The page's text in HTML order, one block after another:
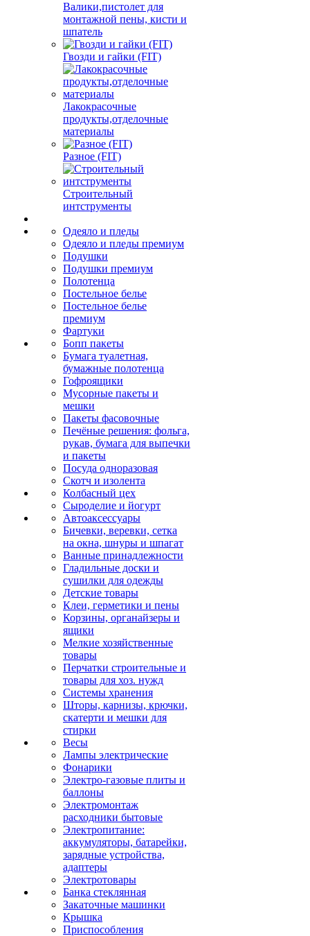
Валики,пистолет для
монтажной пены, кисти и
шпатель
Гвозди и гайки (FIT)
Лакокрасочные
продукты,отделочные
материалы
Разное (FIT)
Строительный
интструменты
Одеяло и пледы
Одеяло и пледы премиум
Подушки
Подушки премиум
Полотенца
Постельное белье
Постельное белье
премиум
Фартуки
Бопп пакеты
Бумага туалетная,
бумажные полотенца
Гофроящики
Мусорные пакеты и
мешки
Пакеты фасовочные
Печёные решения: фольга,
рукав, бумага для выпечки
и пакеты
Посуда одноразовая
Скотч и изолента
Колбасный цех
Сыроделие и йогурт
Автоаксессуары
Бичевки, веревки, сетка
на окна, шнуры и шпагат
Ванные принадлежности
Гладильные доски и
сушилки для одежды
Детские товары
Клеи, герметики и пены
Корзины, органайзеры и
ящики
Мелкие хозяйственные
товары
Перчатки строительные и
товары для хоз. нужд
Системы хранения
Шторы, карнизы, крючки,
скатерти и мешки для
стирки
Весы
Лампы электрические
Фонарики
Электро-газовые плиты и
баллоны
Электромонтаж
расходники бытовые
Электропитание:
аккумуляторы, батарейки,
зарядные устройства,
адаптеры
Электротовары
Банка стеклянная
Закаточные машинки
Крышка
Приспособления